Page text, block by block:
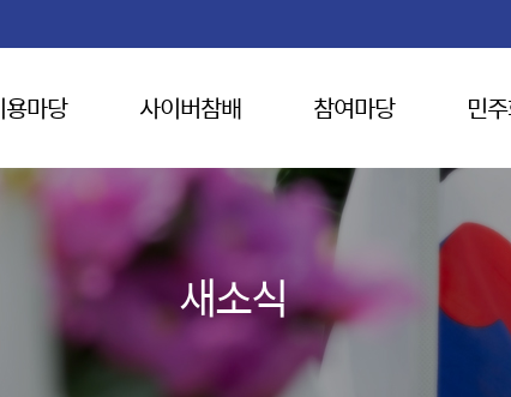
용마당 사이버참배 참여마당 민
새소식